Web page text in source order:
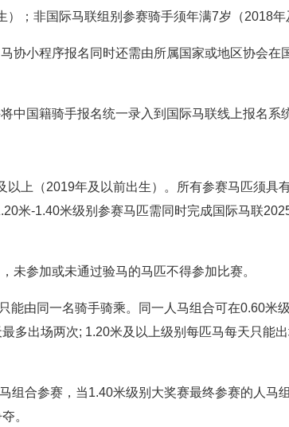
；非国际马联组别参赛骑手须年满7岁（2018年
协小程序报名同时还需由所属国家或地区协会在
中国籍骑手报名统一录入到国际马联线上报名系
以上（2019年及以前出生）。所有参赛马匹须具
米-1.40米级别参赛马匹需同时完成国际马联
未参加或未通过验马的马匹不得参加比赛。
能由同一名骑手骑乘。同一人马组合可在0.60米
多出场两次; 1.20米及以上级别每匹马每天只能
组合参赛，当1.40米级别大奖赛最终参赛的人马
。